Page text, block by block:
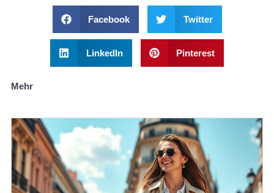
Facebook Twitter
LinkedIn Pinterest
Mehr